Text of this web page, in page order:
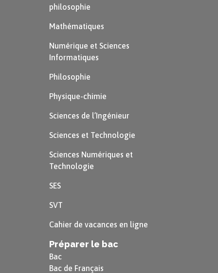
philosophie
Mathématiques
Numérique et Sciences
Informatiques
Philosophie
Physique-chimie
Sciences de l’Ingénieur
Sciences et Technologie
Sciences Numériques et
Technologie
SES
SVT
Cahier de vacances en ligne
Préparer le bac
Bac
Bac de Français